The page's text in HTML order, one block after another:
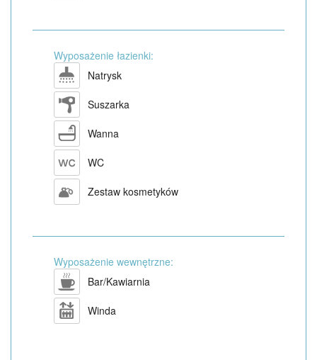
Wyposażenie łazienki:
Natrysk
Suszarka
Wanna
WC
Zestaw kosmetyków
Wyposażenie wewnętrzne:
Bar/Kawiarnia
Winda